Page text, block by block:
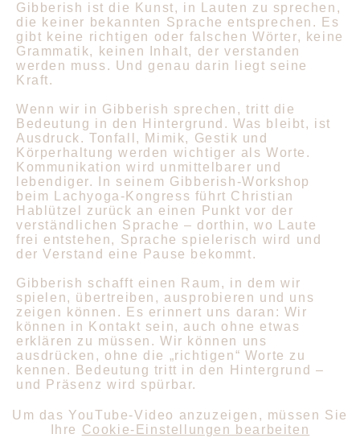
Gibberish ist die Kunst, in Lauten zu sprechen,
die keiner bekannten Sprache entsprechen. Es
gibt keine richtigen oder falschen Wörter, keine
Grammatik, keinen Inhalt, der verstanden
werden muss. Und genau darin liegt seine
Kraft.
Wenn wir in Gibberish sprechen, tritt die
Bedeutung in den Hintergrund. Was bleibt, ist
Ausdruck. Tonfall, Mimik, Gestik und
Körperhaltung werden wichtiger als Worte.
Kommunikation wird unmittelbarer und
lebendiger. In seinem Gibberish-Workshop
beim Lachyoga-Kongress führt Christian
Hablützel zurück an einen Punkt vor der
verständlichen Sprache – dorthin, wo Laute
frei entstehen, Sprache spielerisch wird und
der Verstand eine Pause bekommt.
Gibberish schafft einen Raum, in dem wir
spielen, übertreiben, ausprobieren und uns
zeigen können. Es erinnert uns daran: Wir
können in Kontakt sein, auch ohne etwas
erklären zu müssen. Wir können uns
ausdrücken, ohne die „richtigen“ Worte zu
kennen. Bedeutung tritt in den Hintergrund –
und Präsenz wird spürbar.
Um das YouTube-Video anzuzeigen, müssen Sie
Ihre Cookie-Einstellungen bearbeiten